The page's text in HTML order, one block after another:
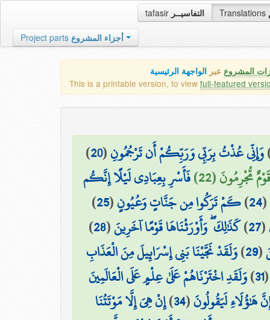
tafasir التفاسيــر Translations
Project parts أجزاء المشروع
المشروع عبر الواجهة الرئيسية
This is a printable version, to view full-featured
وَإِنِّي عُذْتُ بِرَبِّي وَرَبِّكُمْ أَن تَرْجُمُونِ(
20
)
مُّجْرِمُونَ (22)
فَأَسْرِ بِعِبَادِي لَيْلًا إِنَّكُم
(
24
)كَمْ تَرَكُوا مِن جَنَّاتٍ وَعُيُونٍ(
25
)
(
27
)كَذَٰلِكَ ۖ وَأَوْرَثْنَاهَا قَوْمًا آخَرِينَ(
28
)
(
29
)وَلَقَدْ نَجَّيْنَا بَنِي إِسْرَائِيلَ مِنَ الْعَذَابِ
31
)وَلَقَدِ اخْتَرْنَاهُمْ عَلَىٰ عِلْمٍ عَلَى الْعَالَمِينَ
هَٰؤُلَاءِ لَيَقُولُونَ(
34
)إِنْ هِيَ إِلَّا مَوْتَتُنَا